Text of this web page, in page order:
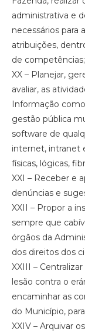
administrativa e
necessários para
atribuições,
de competências;
XX – Planejar,
avaliar, as
Informação
gestão pública
software de
internet, intranet
físicas, lógicas,
XXI – Receber e
denúncias e
XXII – Propor a
sempre que
órgãos da
dos direitos dos
XXIII –
lesão contra o
encaminhar as
do Município,
XXIV – Arquivar